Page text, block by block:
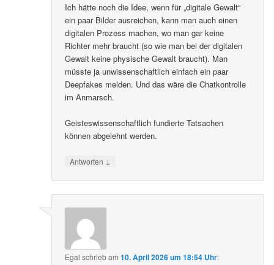
Ich hätte noch die Idee, wenn für „digitale Gewalt“
ein paar Bilder ausreichen, kann man auch einen
digitalen Prozess machen, wo man gar keine
Richter mehr braucht (so wie man bei der digitalen
Gewalt keine physische Gewalt braucht). Man
müsste ja unwissenschaftlich einfach ein paar
Deepfakes melden. Und das wäre die Chatkontrolle
im Anmarsch.
Geisteswissenschaftlich fundierte Tatsachen
können abgelehnt werden.
Antworten ↓
Egal schriebam10. April 2026 um 18:54 Uhr: